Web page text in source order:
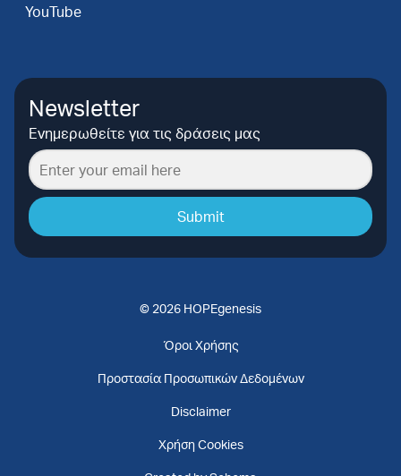
YouTube
Newsletter
Ενημερωθείτε για τις δράσεις μας
Submit
© 2026 HOPEgenesis
Όροι Χρήσης
Προστασία Προσωπικών Δεδομένων
Disclaimer
Χρήση Cookies